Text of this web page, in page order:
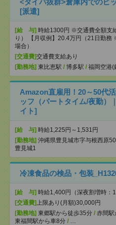
<タイパ抜群>倉庫内でのピ
[派遣]
[給 与] 時給1300円 ※交通費全額支
り） 【月収例】20.4万円（21日勤務
場合）
[交通費]交通費支給あり
[勤務地] 東比恵駅 / 博多駅 / 福岡空港(
Amazon直雇用！20～50代
ッフ（パートタイム/夜勤）
イト]
[給 与] 時給1,225円～1,531円
[勤務地] 沖縄県豊見城市字与根西原
豊見城1
冷凍食品の検品・包装
[給 与] 時給1,400円（深夜割増時：
[交通費] 上限あり(月額)30,000円
[勤務地] 東郷駅から徒歩35分 / 赤間駅
東福間駅から車8分 / …